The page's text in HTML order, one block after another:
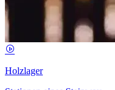
Holzlager